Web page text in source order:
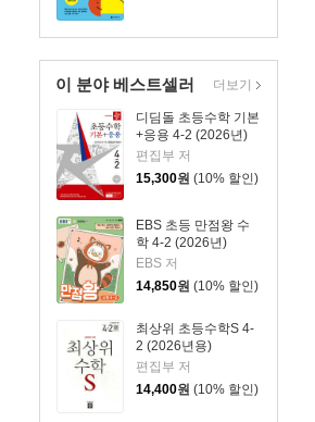
이 분야 베스트셀러
디딤돌 초등수학 기본
+응용 4-2 (2026년)
편집부 저
15,300원 (10% 할인)
EBS 초등 만점왕 수
학 4-2 (2026년)
EBS 저
14,850원 (10% 할인)
최상위 초등수학S 4-
2 (2026년용)
편집부 저
14,400원 (10% 할인)
더보기